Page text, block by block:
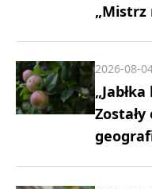
„Mistrz
2026-08-